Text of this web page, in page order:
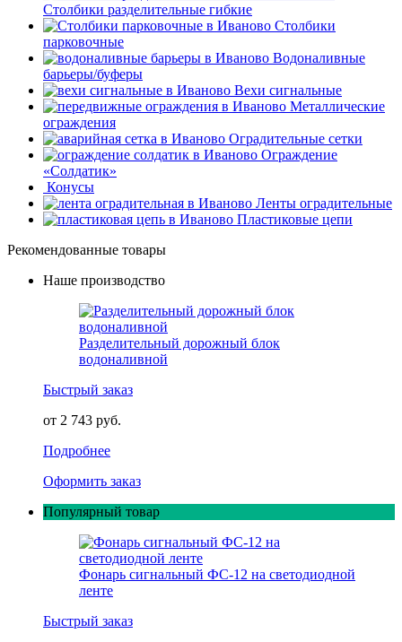
Столбики разделительные гибкие
Столбики
парковочные
Водоналивные
барьеры/буферы
Вехи сигнальные
Металлические
ограждения
Оградительные сетки
Ограждение
«Солдатик»
Конусы
Ленты оградительные
Пластиковые цепи
Рекомендованные товары
Наше производство
Разделительный дорожный блок
водоналивной
Быстрый заказ
от 2 743 руб.
Подробнее
Оформить заказ
Популярный товар
Фонарь сигнальный ФС-12 на светодиодной
ленте
Быстрый заказ